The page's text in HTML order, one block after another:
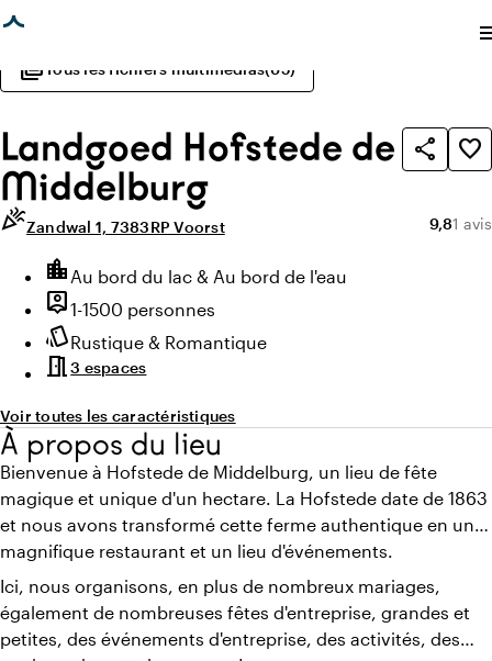
chargée
photo_library
photo_library Tous les fichiers multimédias(65)
Landgoed Hofstede de
Middelburg
share favorite_border
celebrationZandwal 1, 7383RP Voorst Note
9,81 avis
Points forts
location_city Environnement
Au bord du lac & Au bord de l'eau
person_pinCapacité
1-1500 personnes
styleAmbiance
Rustique & Romantique
meeting_room3 espaces
Voir toutes les caractéristiques
À propos du lieu
Bienvenue à Hofstede de Middelburg, un lieu de fête
magique et unique d'un hectare. La Hofstede date de 1863
et nous avons transformé cette ferme authentique en un
magnifique restaurant et un lieu d'événements.
Ici, nous organisons, en plus de nombreux mariages,
également de nombreuses fêtes d'entreprise, grandes et
petites, des événements d'entreprise, des activités, des